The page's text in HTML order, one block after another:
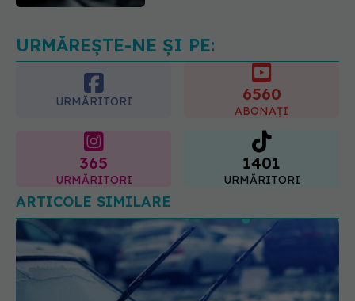
URMĂREȘTE-NE ȘI PE:
URMĂRITORI 6560
ABONAȚI
365
URMĂRITORI
1401
URMĂRITORI
ARTICOLE SIMILARE